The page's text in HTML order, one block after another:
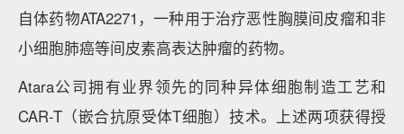
自体药物ATA2271，一种用于治疗恶性胸膜间皮瘤和非
小细胞肺癌等间皮素高表达肿瘤的药物。
Atara公司拥有业界领先的同种异体细胞制造工艺和
CAR-T（嵌合抗原受体T细胞）技术。上述两项获得授